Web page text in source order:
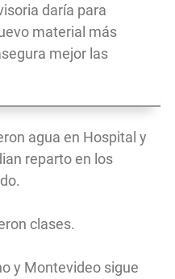
daría para
material más
mejor las
agua en Hospital y
reparto en los
clases.
y Montevideo sigue